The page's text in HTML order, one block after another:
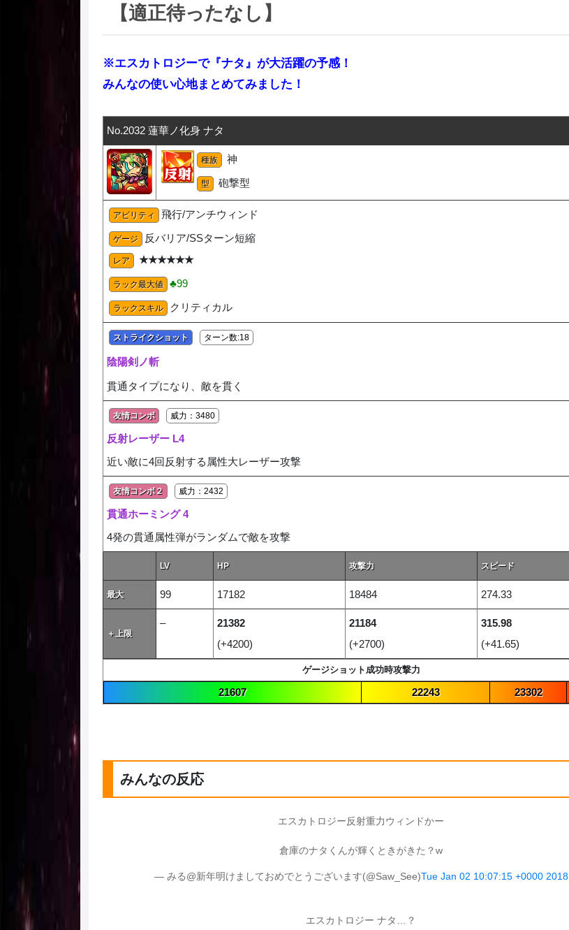
【適正待ったなし】
※エスカトロジーで『ナタ』が大活躍の予感！
みんなの使い心地まとめてみました！
No.2032 蓮華ノ化身 ナタ
種族 神
型 砲撃型
アビリティ 飛行/アンチウィンド
ゲージ 反バリア/SSターン短縮
レア ★★★★★★
ラック最大値 ♣99
ラックスキル クリティカル
ストライクショット ターン数:18
陰陽剣ノ斬
貫通タイプになり、敵を貫く
友情コンボ 威力：3480
反射レーザー L4
近い敵に4回反射する属性大レーザー攻撃
友情コンボ２ 威力：2432
貫通ホーミング 4
4発の貫通属性弾がランダムで敵を攻撃
LV HP 攻撃力 スピード
最大 99 17182 18484 274.33
＋上限
–
21382
(+4200)
21184
(+2700)
315.98
(+41.65)
ゲージショット成功時攻撃力
21607 22243 23302
みんなの反応
エスカトロジー反射重力ウィンドかー
倉庫のナタくんが輝くときがきた？w
— みる@新年明けましておめでとうございます(@Saw_See)Tue Jan 02 10:07:15 +0000 2018
エスカトロジー ナタ…？